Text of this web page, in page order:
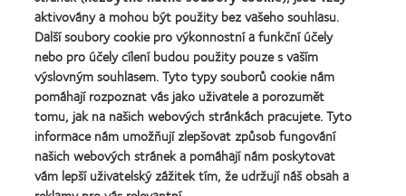
Global
Award
za
rok
2012
(2012)
Naše produkty
Technologie kontaktních čoček
Najděte ty pravé čočky pro vás
aktivovány a mohou být použity bez vašeho souhlasu.
Další soubory cookie pro výkonnostní a funkční účely
nebo pro účely cílení budou použity pouze s vaším
výslovným souhlasem. Tyto typy souborů cookie nám
pomáhají rozpoznat vás jako uživatele a porozumět
tomu, jak na našich webových stránkách pracujete. Tyto
informace nám umožňují zlepšovat způsob fungování
našich webových stránek a pomáhají nám poskytovat
vám lepší uživatelský zážitek tím, že udržují náš obsah a